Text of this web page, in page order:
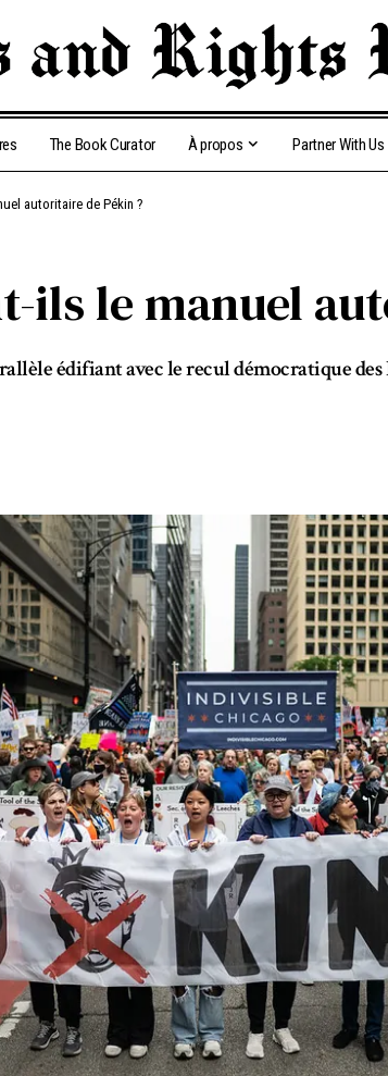
The Book Curator À propos Partner With Us
autoritaire de Pékin ?
ils le manuel
édifiant avec le recul démocratique des